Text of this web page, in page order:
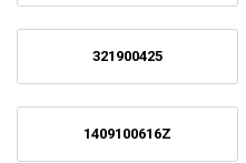
321900425
1409100616Z